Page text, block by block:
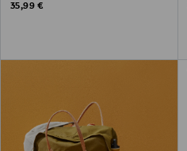
Original Price
35,99 €